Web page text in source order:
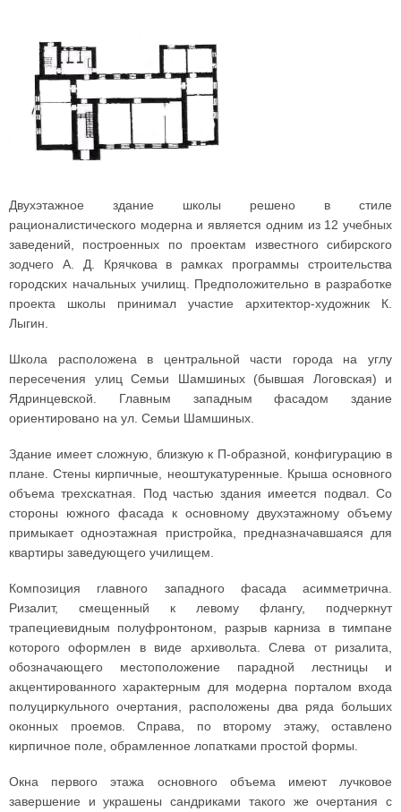
Двухэтажное здание школы решено в стиле
рационалистического модерна и является одним из 12 учебных
заведений, построенных по проектам известного сибирского
зодчего А. Д. Крячкова в рамках программы строительства
городских начальных училищ. Предположительно в разработке
проекта школы принимал участие архитектор-художник К.
Лыгин.
Школа расположена в центральной части города на углу
пересечения улиц Семьи Шамшиных (бывшая Логовская) и
Ядринцевской. Главным западным фасадом здание
ориентировано на ул. Семьи Шамшиных.
Здание имеет сложную, близкую к П-образной, конфигурацию в
плане. Стены кирпичные, неоштукатуренные. Крыша основного
объема трехскатная. Под частью здания имеется подвал. Со
стороны южного фасада к основному двухэтажному объему
примыкает одноэтажная пристройка, предназначавшаяся для
квартиры заведующего училищем.
Композиция главного западного фасада асимметрична.
Ризалит, смещенный к левому флангу, подчеркнут
трапециевидным полуфронтоном, разрыв карниза в тимпане
которого оформлен в виде архивольта. Слева от ризалита,
обозначающего местоположение парадной лестницы и
акцентированного характерным для модерна порталом входа
полуциркульного очертания, расположены два ряда больших
оконных проемов. Справа, по второму этажу, оставлено
кирпичное поле, обрамленное лопатками простой формы.
Окна первого этажа основного объема имеют лучковое
завершение и украшены сандриками такого же очертания с